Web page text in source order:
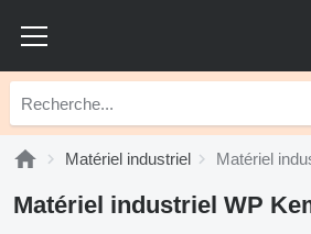
Matériel industriel Matériel
Matériel industriel WP